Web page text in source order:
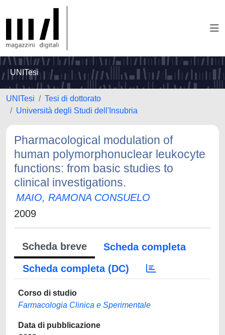
UNITesi
UNITesi
Tesi di dottorato
Università degli Studi dell'Insubria
Pharmacological modulation of
human polymorphonuclear leukocyte
functions: from basic studies to
clinical investigations.
MAIO, RAMONA CONSUELO
2009
Scheda breve
Scheda completa
Scheda completa (DC)
Corso di studio
Farmacologia Clinica e Sperimentale
Data di pubblicazione